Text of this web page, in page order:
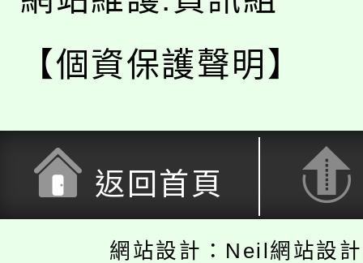
【個資保護聲明】
返回首頁
網站設計：Neil網站設